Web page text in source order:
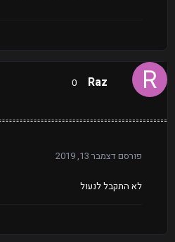
Raz
0
פורסםדצמבר 13, 2019
לא התקבל לנעול